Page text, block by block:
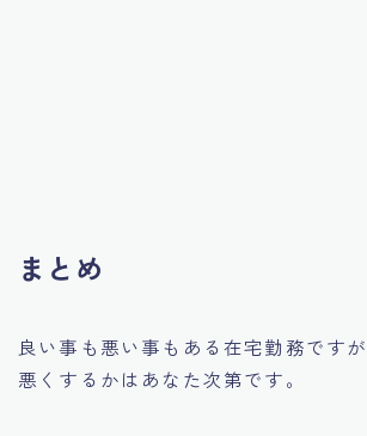
まとめ
良い事も悪い事もある在宅勤務ですが
悪くするかはあなた次第です。